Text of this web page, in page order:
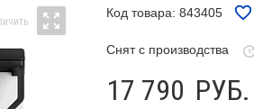
Код товара: 843405
Снят с производства
17 790 РУБ.